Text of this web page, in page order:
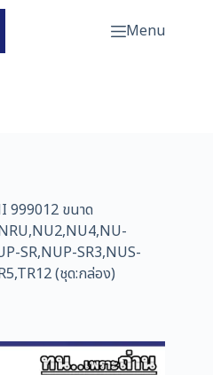
Menu
999012 ขนาด
SR,NUP-SR3,NUS-
(ชุด:กล่อง)